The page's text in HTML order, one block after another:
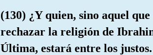
(130) ¿Y quien, sino aquel
rechazar la religión de
Última, estará entre los justos.